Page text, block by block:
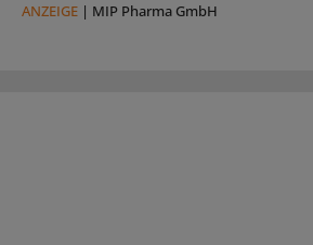
ANZEIGE | MIP Pharma GmbH